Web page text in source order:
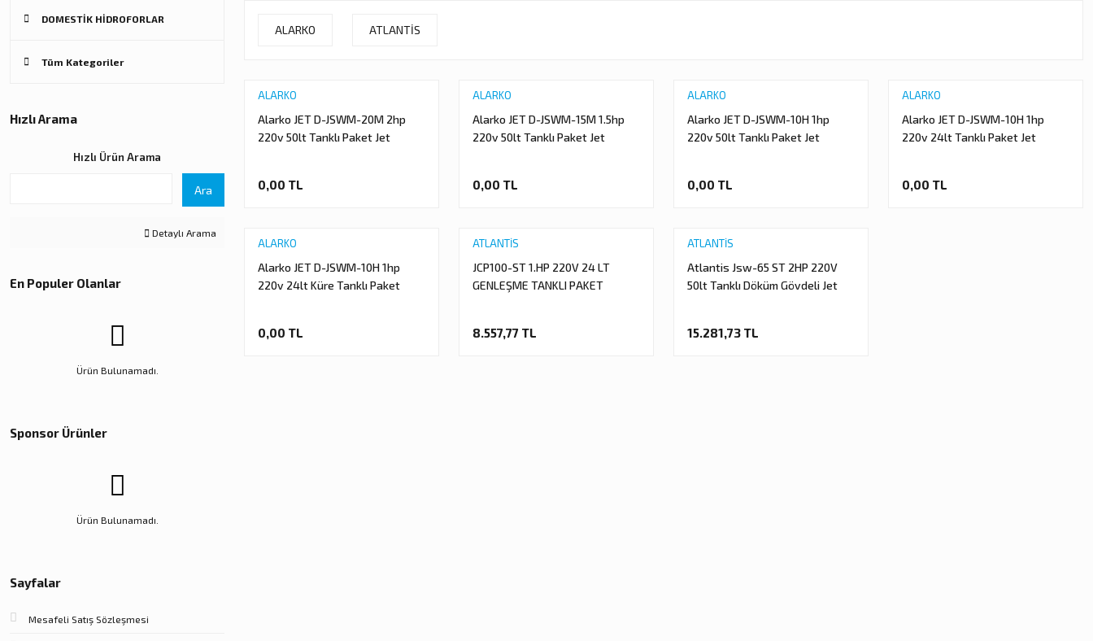
DOMESTİK HİDROFORLAR
Tüm Kategoriler
Hızlı Arama
Hızlı Ürün Arama
Ara
Detaylı Arama
En Populer Olanlar
Ürün Bulunamadı.
Sponsor Ürünler
Ürün Bulunamadı.
Sayfalar
Mesafeli Satış Sözleşmesi
ALARKO ATLANTİS
ALARKO
Alarko JET D-JSWM-20M 2hp
220v 50lt Tanklı Paket Jet
0,00 TL
ALARKO
Alarko JET D-JSWM-15M 1.5hp
220v 50lt Tanklı Paket Jet
0,00 TL
ALARKO
Alarko JET D-JSWM-10H 1hp
220v 50lt Tanklı Paket Jet
0,00 TL
ALARKO
Alarko JET D-JSWM-10H 1hp
220v 24lt Tanklı Paket Jet
0,00 TL
ALARKO
Alarko JET D-JSWM-10H 1hp
220v 24lt Küre Tanklı Paket
0,00 TL
ATLANTİS
JCP100-ST 1.HP 220V 24 LT
GENLEŞME TANKLI PAKET
8.557,77 TL
ATLANTİS
Atlantis Jsw-65 ST 2HP 220V
50lt Tanklı Döküm Gövdeli Jet
15.281,73 TL